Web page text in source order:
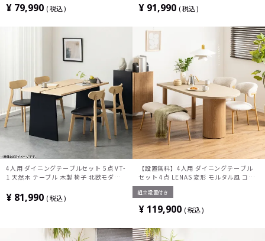
ニングセット (幅150cm 食卓テーブル
×1 食卓椅子×4)
¥ 79,990 税込
ット (幅180cm 食卓テーブル×1 食卓椅
子×4)
¥ 91,990 税込
4人用 ダイニングテーブルセット 5点 VT-
1 天然木 テーブル 木製 椅子 北欧モダン
ット (幅150cm 食卓テーブル×1 食卓椅
子×4)
¥ 81,990 税込
【設置無料】4人用 ダイニングテーブル
セット 4点 LENAS 変形 モルタル風 コン
クリート調 半円テーブル 北欧モダン ダイ
ニングチェア ダイニングベンチ おしゃれ
(幅160cm 食卓テーブル×1 食卓椅子×2
ベンチ×1)
組立設置付き
¥ 119,900 税込